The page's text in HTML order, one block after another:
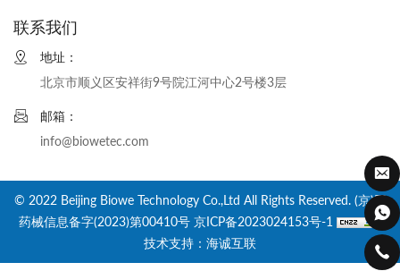
联系我们
地址：
北京市顺义区安祥街9号院江河中心2号楼3层
邮箱：
info@biowetec.com
© 2022 Beijing Biowe Technology Co.,Ltd All Rights Reserved. (京)网
药械信息备字(2023)第00410号 京ICP备2023024153号-1
技术支持：海诚互联